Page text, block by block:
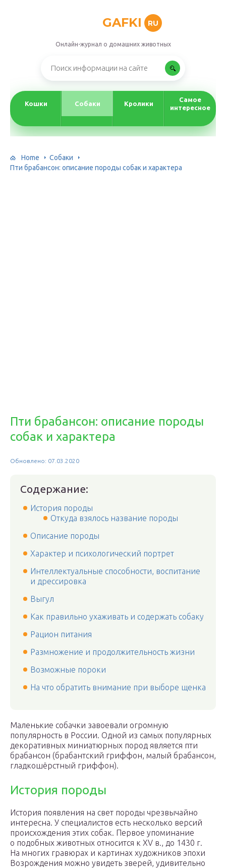
GAFKI RU
Онлайн-журнал о домашних животных
Кошки Собаки Кролики
Самое
интересное
Home
Собаки
Пти брабансон: описание породы собак и характера
Пти брабансон: описание породы
собак и характера
Обновлено: 07.03.2020
Содержание:
История породы
Откуда взялось название породы
Описание породы
Характер и психологический портрет
Интеллектуальные способности, воспитание
и дрессировка
Выгул
Как правильно ухаживать и содержать собаку
Рацион питания
Размножение и продолжительность жизни
Возможные пороки
На что обратить внимание при выборе щенка
Маленькие собачки завоевали огромную
популярность в России. Одной из самых популярных
декоративных миниатюрных пород является пти
брабансон (брабантский гриффон, малый брабансон,
гладкошёрстный гриффон).
История породы
История появления на свет породы чрезвычайно
интересна. У специалистов есть несколько версий
происхождения этих собак. Первое упоминание
о подобных животных относится к XV в., до 1430 г.
На многих гравюрах и картинах художников эпохи
Возрождения можно увидеть зверей, удивительно